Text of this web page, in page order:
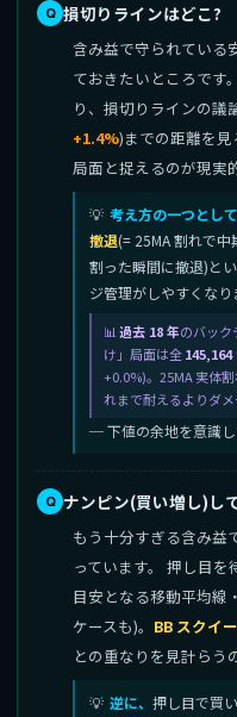
損切りラインはどこ?
含み益で守られている
ておきたいところです
り、損切りラインの議
+1.4%)までの距離を
局面と捉えるのが現実
考え方の一つとして
撤退(= 25MA 割れで
割った瞬間に撤退)と
ジ管理がしやすくなり
過去 18 年のバッ
け」局面は全145,164
+0.0%)。25MA 実体
れまで耐えるよりダメ
─ 下値の余地を意識し
ナンピン(買い増し)し
もう十分すぎる含み益
っています。 押し目を
目安となる移動平均線
ケースも)。 BB スクイ
との重なりを見計らう
逆に、 押し目で買